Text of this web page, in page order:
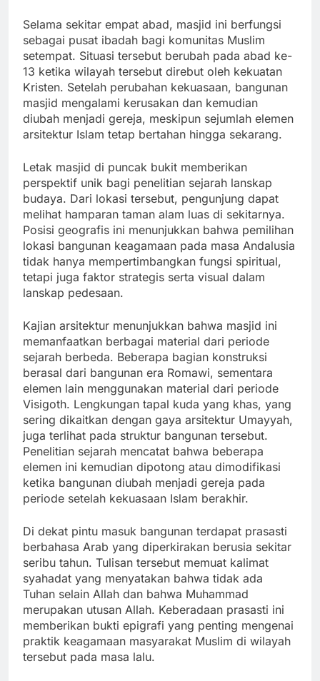
Selama sekitar empat abad, masjid ini berfungsi
sebagai pusat ibadah bagi komunitas Muslim
setempat. Situasi tersebut berubah pada abad ke-
13 ketika wilayah tersebut direbut oleh kekuatan
Kristen. Setelah perubahan kekuasaan, bangunan
masjid mengalami kerusakan dan kemudian
diubah menjadi gereja, meskipun sejumlah elemen
arsitektur Islam tetap bertahan hingga sekarang.
Letak masjid di puncak bukit memberikan
perspektif unik bagi penelitian sejarah lanskap
budaya. Dari lokasi tersebut, pengunjung dapat
melihat hamparan taman alam luas di sekitarnya.
Posisi geografis ini menunjukkan bahwa pemilihan
lokasi bangunan keagamaan pada masa Andalusia
tidak hanya mempertimbangkan fungsi spiritual,
tetapi juga faktor strategis serta visual dalam
lanskap pedesaan.
Kajian arsitektur menunjukkan bahwa masjid ini
memanfaatkan berbagai material dari periode
sejarah berbeda. Beberapa bagian konstruksi
berasal dari bangunan era Romawi, sementara
elemen lain menggunakan material dari periode
Visigoth. Lengkungan tapal kuda yang khas, yang
sering dikaitkan dengan gaya arsitektur Umayyah,
juga terlihat pada struktur bangunan tersebut.
Penelitian sejarah mencatat bahwa beberapa
elemen ini kemudian dipotong atau dimodifikasi
ketika bangunan diubah menjadi gereja pada
periode setelah kekuasaan Islam berakhir.
Di dekat pintu masuk bangunan terdapat prasasti
berbahasa Arab yang diperkirakan berusia sekitar
seribu tahun. Tulisan tersebut memuat kalimat
syahadat yang menyatakan bahwa tidak ada
Tuhan selain Allah dan bahwa Muhammad
merupakan utusan Allah. Keberadaan prasasti ini
memberikan bukti epigrafi yang penting mengenai
praktik keagamaan masyarakat Muslim di wilayah
tersebut pada masa lalu.